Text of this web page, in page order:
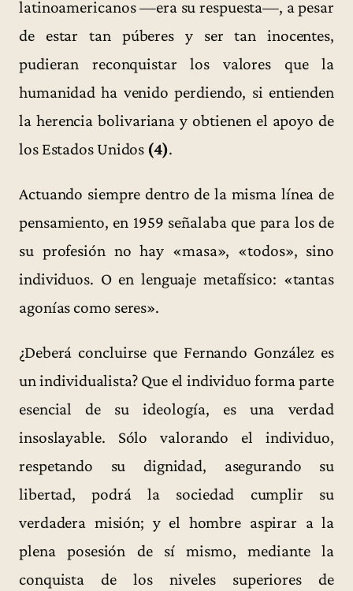
latinoamericanos —era su respuesta—, a pesar
de estar tan púberes y ser tan inocentes,
pudieran reconquistar los valores que la
humanidad ha venido perdiendo, si entienden
la herencia bolivariana y obtienen el apoyo de
los Estados Unidos (4).
Actuando siempre dentro de la misma línea de
pensamiento, en 1959 señalaba que para los de
su profesión no hay «masa», «todos», sino
individuos. O en lenguaje metafísico: «tantas
agonías como seres».
¿Deberá concluirse que Fernando González es
un individualista? Que el individuo forma parte
esencial de su ideología, es una verdad
insoslayable. Sólo valorando el individuo,
respetando su dignidad, asegurando su
libertad, podrá la sociedad cumplir su
verdadera misión; y el hombre aspirar a la
plena posesión de sí mismo, mediante la
conquista de los niveles superiores de